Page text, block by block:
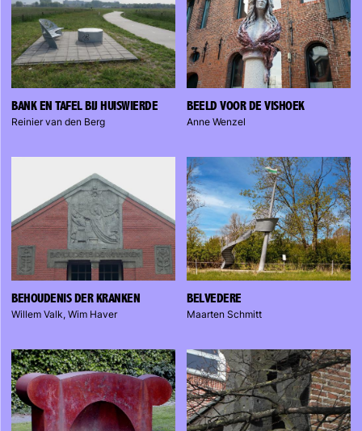
BANK EN TAFEL BIJ HUISWIERDE
Reinier van den Berg
BEELD VOOR DE VISHOEK
Anne Wenzel
BEHOUDENIS DER KRANKEN
Willem Valk, Wim Haver
BELVEDERE
Maarten Schmitt